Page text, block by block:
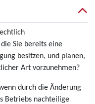
Sie bereits eine
besitzen, und planen,
Art vorzunehmen?
durch die Änderung
Betriebs nachteilige